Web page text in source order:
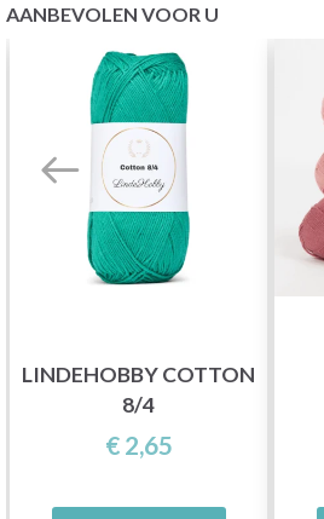
AANBEVOLEN VOOR U
LINDEHOBBY COTTON
8/4
€ 2,65